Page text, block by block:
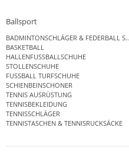
Ballsport
BADMINTONSCHLÄGER & FEDERBALL
BASKETBALL
HALLENFUSSBALLSCHUHE
STOLLENSCHUHE
FUSSBALL TURFSCHUHE
SCHIENBEINSCHONER
TENNIS AUSRÜSTUNG
TENNISBEKLEIDUNG
TENNISSCHLÄGER
TENNISTASCHEN & TENNISRUCKSÄCKE